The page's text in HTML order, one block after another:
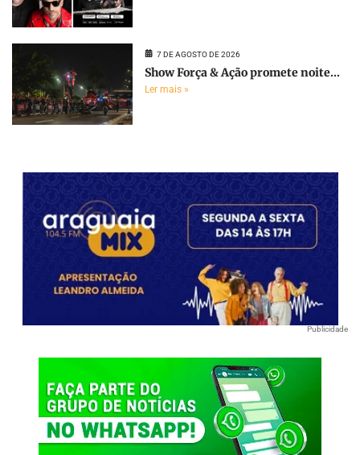
7 DE AGOSTO DE 2026
Show Força & Ação promete noite...
Ler mais »
Publicidade